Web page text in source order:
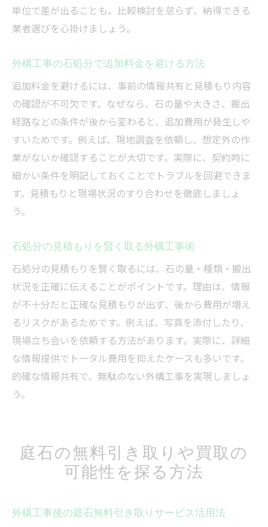
単位で差が出ることも。比較検討を怠らず、納得できる
業者選びを心掛けましょう。
外構工事の石処分で追加料金を避ける方法
追加料金を避けるには、事前の情報共有と見積もり内容
の確認が不可欠です。なぜなら、石の量や大きさ、搬出
経路などの条件が後から変わると、追加費用が発生しや
すいためです。例えば、現地調査を依頼し、想定外の作
業がないか確認することが大切です。実際に、契約時に
細かい条件を明記しておくことでトラブルを回避できま
す。見積もりと現場状況のすり合わせを徹底しましょ
う。
石処分の見積もりを賢く取る外構工事術
石処分の見積もりを賢く取るには、石の量・種類・搬出
状況を正確に伝えることがポイントです。理由は、情報
が不十分だと正確な見積もりが出ず、後から費用が増え
るリスクがあるためです。例えば、写真を添付したり、
現場立ち会いを依頼する方法があります。実際に、詳細
な情報提供でトータル費用を抑えたケースも多いです。
的確な情報共有で、無駄のない外構工事を実現しましょ
う。
庭石の無料引き取りや買取の
可能性を探る方法
外構工事後の庭石無料引き取りサービス活用法